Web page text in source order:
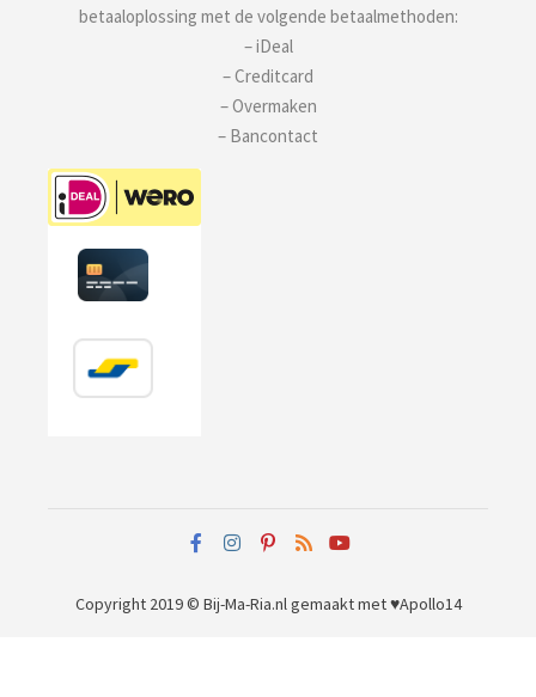
betaaloplossing met de volgende betaalmethoden:
– iDeal
– Creditcard
– Overmaken
– Bancontact
Copyright 2019 © Bij-Ma-Ria.nlgemaakt met ♥Apollo14